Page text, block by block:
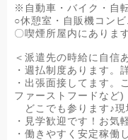
※自動車・バイク・自
○休憩室・自販機コン
〇喫煙所屋内にありま
＜派遣先の時給に自信
・週払制度あります。
・出張面接してます。
ファーストフードなど)
どこでも参ります♪現
・見学歓迎です！お気
・働きやすく安定稼働